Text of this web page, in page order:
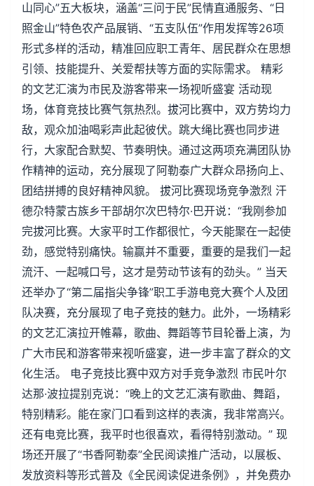
山同心”五大板块，涵盖“三问于民”民情直通服务、“日
照金山”特色农产品展销、“五支队伍”作用发挥等26项
形式多样的活动，精准回应职工青年、居民群众在思想
引领、技能提升、关爱帮扶等方面的实际需求。 精彩
的文艺汇演为市民及游客带来一场视听盛宴 活动现
场，体育竞技比赛气氛热烈。拔河比赛中，双方势均力
敌，观众加油喝彩声此起彼伏。跳大绳比赛也同步进
行，大家配合默契、节奏明快。通过这两项充满团队协
作精神的运动，充分展现了阿勒泰广大群众昂扬向上、
团结拼搏的良好精神风貌。 拔河比赛现场竞争激烈 汗
德尕特蒙古族乡干部胡尔次巴特尔·巴开说：“我刚参加
完拔河比赛。大家平时工作都很忙，今天能聚在一起使
劲，感觉特别痛快。输赢并不重要，重要的是我们一起
流汗、一起喊口号，这才是劳动节该有的劲头。” 当天
还举办了“第二届指尖争锋”职工手游电竞大赛个人及团
队决赛，充分展现了电子竞技的魅力。此外，一场精彩
的文艺汇演拉开帷幕，歌曲、舞蹈等节目轮番上演，为
广大市民和游客带来视听盛宴，进一步丰富了群众的文
化生活。 电子竞技比赛中双方对手竞争激烈 市民叶尔
达那·波拉提别克说：“晚上的文艺汇演有歌曲、舞蹈，
特别精彩。能在家门口看到这样的表演，我非常高兴。
还有电竞比赛，我平时也很喜欢，看得特别激动。” 现
场还开展了“书香阿勒泰”全民阅读推广活动，以展板、
发放资料等形式普及《全民阅读促进条例》，并免费办